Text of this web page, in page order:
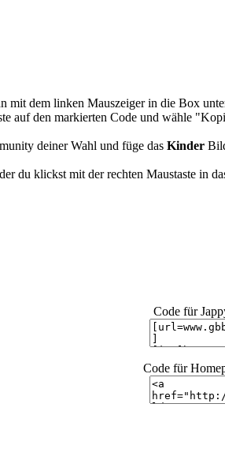
mit dem linken Mauszeiger in die Box
auf den markierten Code und wähle
deiner Wahl und füge das Kinder
du klickst mit der rechten Maustaste in
Code für
Code für